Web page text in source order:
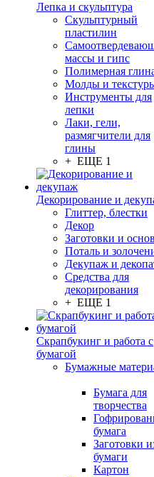
Лепка и скульптура
Скульптурный
пластилин
массы и гипс
Полимерная
Молды и
Инструменты для
лепки
Лаки, гели,
размягчители для
глины
+ ЕЩЕ 1
Декорирование и
Глиттер, блестки
Декор
Заготовки и
Поталь и
Декупаж и
Средства для
декорирования
+ ЕЩЕ 1
Скрапбукинг и работа с
бумагой
Бумажные
Бумага для
творчества
бумага
Заготовки
бумаги
Картон